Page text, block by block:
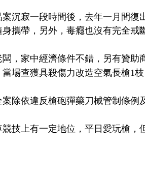
沉寂一段時間後，去年一月間
攜帶，另外，毒癮也沒有完全戒
，家中經濟條件不錯，另有贊
場查獲具殺傷力改造空氣長槍1
除依違反槍砲彈藥刀械管制條例
技上有一定地位，平日愛玩槍